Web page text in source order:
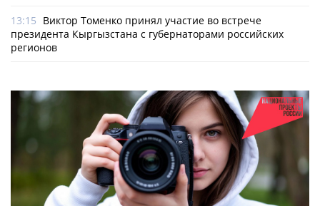
13:15 Виктор Томенко принял участие во встрече
президента Кыргызстана с губернаторами российских
регионов